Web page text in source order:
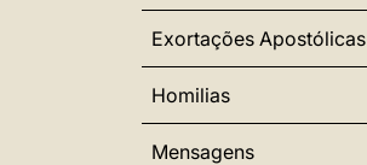
Exortações Apostólicas
Homilias
Mensagens